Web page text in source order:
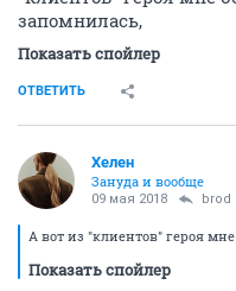
запомнилась,
Показать спойлер
ОТВЕТИТЬ
Хелен
Зануда и вообще
09 мая 2018 brod
А вот из "клиентов" героя
Показать спойлер